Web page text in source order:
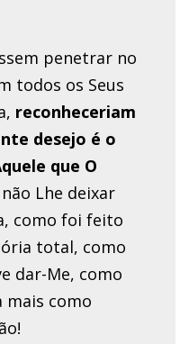
penetrar no
todos os Seus
reconheceriam
desejo é o
que O
Lhe deixar
como foi feito
total, como
dar-Me, como
mais como